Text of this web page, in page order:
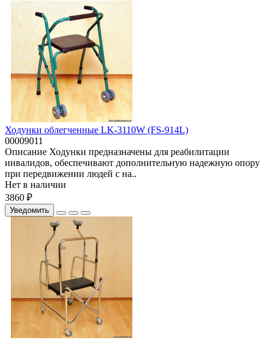
Ходунки облегченные LK-3110W (FS-914L)
00009011
Описание Ходунки предназначены для реабилитации
инвалидов, обеспечивают дополнительную надежную опору
при передвижении людей с на..
Нет в наличии
3860 ₽
Уведомить